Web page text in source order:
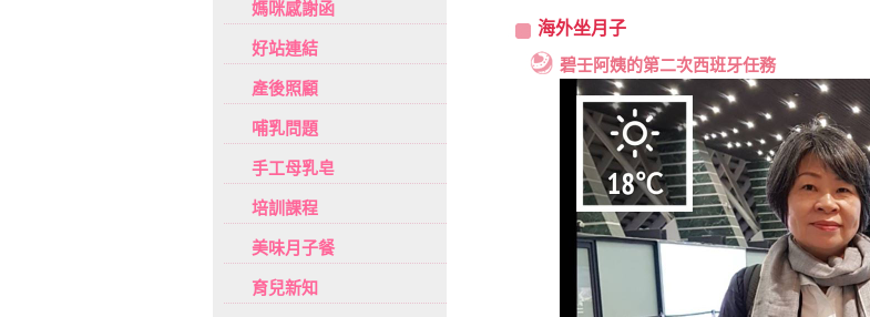
媽咪感謝函
好站連結
產後照顧
哺乳問題
手工母乳皂
培訓課程
美味月子餐
育兒新知
海外坐月子
碧壬阿姨的第二次西班牙任務